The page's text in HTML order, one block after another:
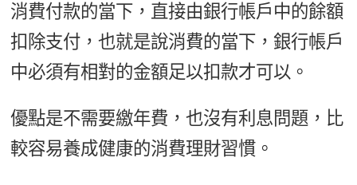
消費付款的當下，直接由銀行帳戶中的餘額
扣除支付，也就是說消費的當下，銀行帳戶
中必須有相對的金額足以扣款才可以。
優點是不需要繳年費，也沒有利息問題，比
較容易養成健康的消費理財習慣。